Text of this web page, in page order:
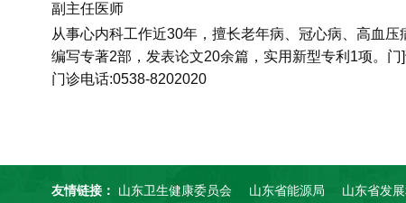
副主任医师
从事心内科工作近30年，擅长老年病、冠心病、高血
编写专著2部，发表论文20余篇，实用新型专利1项。门
门诊电话:0538-8202020
友情链接： 山东卫生健康委员会 山东省能源局 山东省发